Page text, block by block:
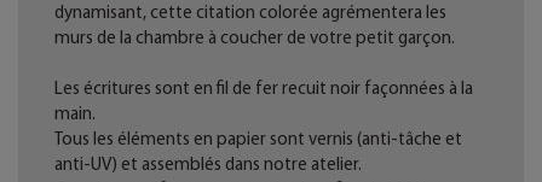
dynamisant, cette citation colorée agrémentera les
murs de la chambre à coucher de votre petit garçon.
Les écritures sont en fil de fer recuit noir façonnées à la
main.
Tous les éléments en papier sont vernis (anti-tâche et
anti-UV) et assemblés dans notre atelier.